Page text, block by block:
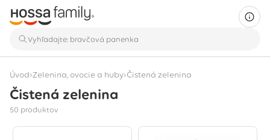
Úvod›Zelenina, ovocie a huby›Čistená zelenina
Čistená zelenina
50 produktov